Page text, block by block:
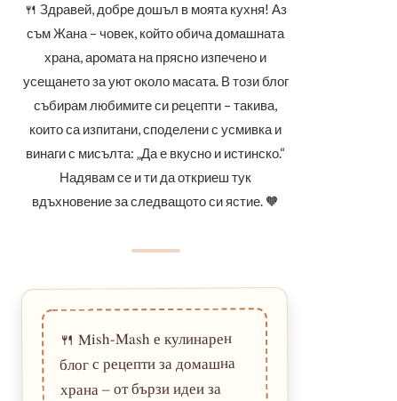
🍴 Здравей, добре дошъл в моята кухня! Аз
съм Жана – човек, който обича домашната
храна, аромата на прясно изпечено и
усещането за уют около масата. В този блог
събирам любимите си рецепти – такива,
които са изпитани, споделени с усмивка и
винаги с мисълта: „Да е вкусно и истинско.“
Надявам се и ти да откриеш тук
вдъхновение за следващото си ястие. 🧡
🍴Mish-Mash е кулинарен
блог с рецепти за домашна
храна – от бързи идеи за